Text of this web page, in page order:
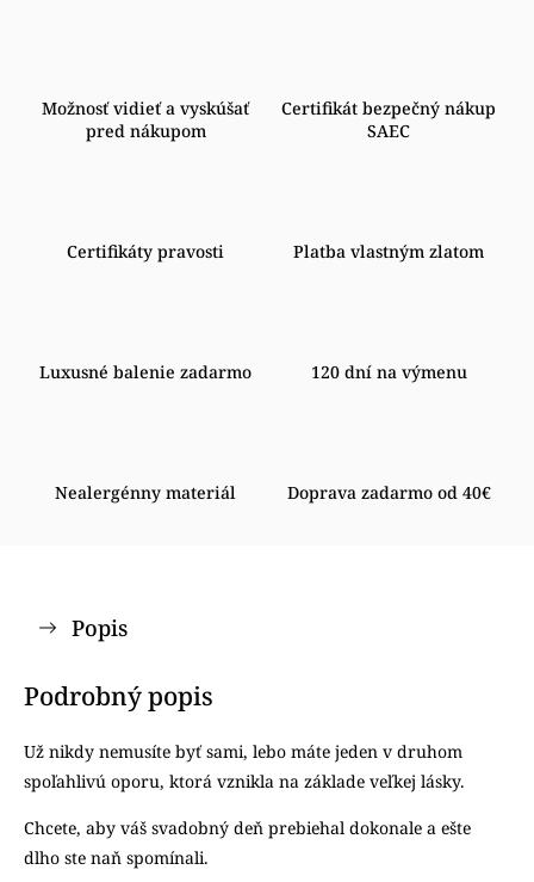
Možnosť vidieť a vyskúšať
pred nákupom
Certifikát bezpečný nákup
SAEC
Certifikáty pravosti Platba vlastným zlatom
Luxusné balenie zadarmo 120 dní na výmenu
Nealergénny materiál Doprava zadarmo od 40€
Popis
Podrobný popis
Už nikdy nemusíte byť sami, lebo máte jeden v druhom
spoľahlivú oporu, ktorá vznikla na základe veľkej lásky.
Chcete, aby váš svadobný deň prebiehal dokonale a ešte
dlho ste naň spomínali.